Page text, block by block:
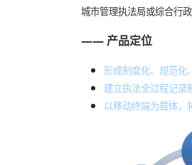
城市管理执法局或综合行
—— 产品定位
形成制度化、规范化
建立执法全过程记录
以移动终端为载体，